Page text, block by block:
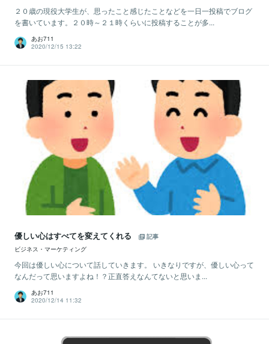
２０歳の現役大学生が、思ったこと感じたことなどを一日一投稿でブログ
を書いています。２０時～２１時くらいに投稿することが多...
あお711
2020/12/15 13:22
優しい心はすべてを変えてくれる
記事
ビジネス・マーケティング
今回は優しい心について話していきます。 いきなりですが、優しい心って
なんだって思いますよね！？正直答えなんてないと思いま...
あお711
2020/12/14 11:32